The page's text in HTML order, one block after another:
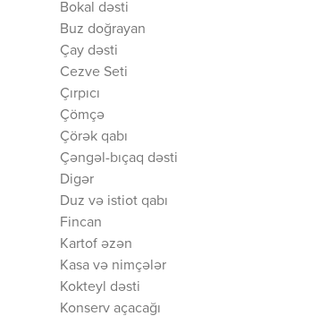
Bokal dəsti
Buz doğrayan
Çay dəsti
Cezve Seti
Çırpıcı
Çömçə
Çörək qabı
Çəngəl-bıçaq dəsti
Digər
Duz və istiot qabı
Fincan
Kartof əzən
Kasa və nimçələr
Kokteyl dəsti
Konserv açacağı